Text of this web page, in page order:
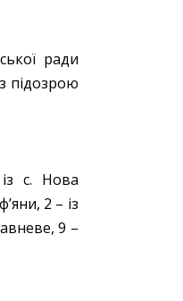
ради
підозрою
с. Нова
2 – із
9 –